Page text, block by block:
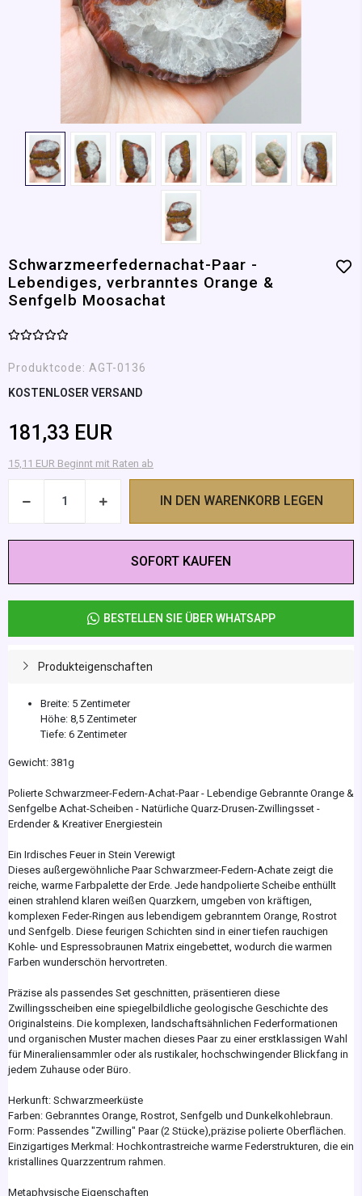
Schwarzmeerfedernachat-Paar -
Lebendiges, verbranntes Orange &
Senfgelb Moosachat
Produktcode: AGT-0136
KOSTENLOSER VERSAND
181,33 EUR
15,11 EUR Beginnt mit Raten ab
IN DEN WARENKORB LEGEN
SOFORT KAUFEN
BESTELLEN SIE ÜBER WHATSAPP
Produkteigenschaften
Breite: 5 Zentimeter
Höhe: 8,5 Zentimeter
Tiefe: 6 Zentimeter
Gewicht: 381g
Polierte Schwarzmeer-Federn-Achat-Paar - Lebendige Gebrannte Orange &
Senfgelbe Achat-Scheiben - Natürliche Quarz-Drusen-Zwillingsset -
Erdender & Kreativer Energiestein
Ein Irdisches Feuer in Stein Verewigt
Dieses außergewöhnliche Paar Schwarzmeer-Federn-Achate zeigt die
reiche, warme Farbpalette der Erde. Jede handpolierte Scheibe enthüllt
einen strahlend klaren weißen Quarzkern, umgeben von kräftigen,
komplexen Feder-Ringen aus lebendigem gebranntem Orange, Rostrot
und Senfgelb. Diese feurigen Schichten sind in einer tiefen rauchigen
Kohle- und Espressobraunen Matrix eingebettet, wodurch die warmen
Farben wunderschön hervortreten.
Präzise als passendes Set geschnitten, präsentieren diese
Zwillingsscheiben eine spiegelbildliche geologische Geschichte des
Originalsteins. Die komplexen, landschaftsähnlichen Federformationen
und organischen Muster machen dieses Paar zu einer erstklassigen Wahl
für Mineraliensammler oder als rustikaler, hochschwingender Blickfang in
jedem Zuhause oder Büro.
Herkunft: Schwarzmeerküste
Farben: Gebranntes Orange, Rostrot, Senfgelb und Dunkelkohlebraun.
Form: Passendes "Zwilling" Paar (2 Stücke),präzise polierte Oberflächen.
Einzigartiges Merkmal: Hochkontrastreiche warme Federstrukturen, die ein
kristallines Quarzzentrum rahmen.
Metaphysische Eigenschaften